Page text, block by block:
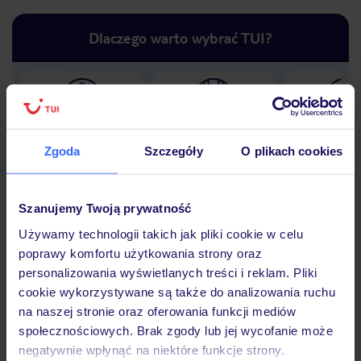
Zgoda Szczegóły O plikach cookies
Szanujemy Twoją prywatność
Używamy technologii takich jak pliki cookie w celu
poprawy komfortu użytkowania strony oraz
personalizowania wyświetlanych treści i reklam. Pliki
cookie wykorzystywane są także do analizowania ruchu
na naszej stronie oraz oferowania funkcji mediów
społecznościowych. Brak zgody lub jej wycofanie może
negatywnie wpłynąć na niektóre funkcje strony.
Dlaczego warto wybrać TUI?
Hotel
Opinie